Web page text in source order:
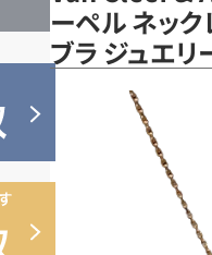
ーペル ネック
ブラ ジュエ